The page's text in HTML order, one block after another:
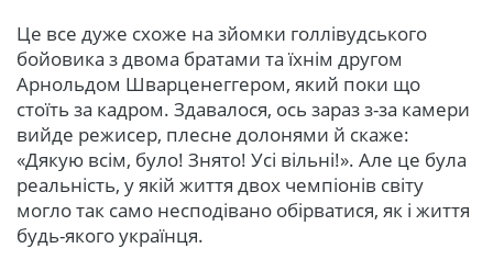
Це все дуже схоже на зйомки голлівудського
бойовика з двома братами та їхнім другом
Арнольдом Шварценеггером, який поки що
стоїть за кадром. Здавалося, ось зараз з-за камери
вийде режисер, плесне долонями й скаже:
«Дякую всім, було! Знято! Усі вільні!». Але це була
реальність, у якій життя двох чемпіонів світу
могло так само несподівано обірватися, як і життя
будь-якого українця.